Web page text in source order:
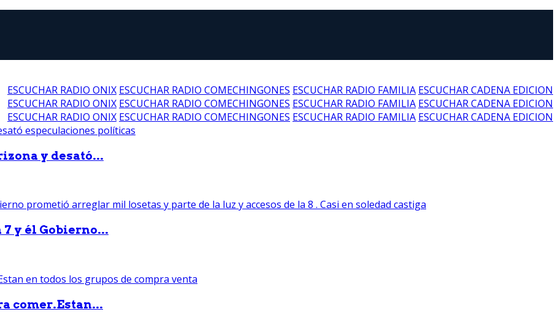
ESCUCHAR RADIO ONIX ESCUCHAR RADIO COMECHINGONES ESCUCHAR RADIO FAMILIA ESCUCHAR CADENA EDICION
ESCUCHAR RADIO ONIX ESCUCHAR RADIO COMECHINGONES ESCUCHAR RADIO FAMILIA ESCUCHAR CADENA EDICION
ESCUCHAR RADIO ONIX ESCUCHAR RADIO COMECHINGONES ESCUCHAR RADIO FAMILIA ESCUCHAR CADENA EDICION
y desató...
y él Gobierno...
comer.Estan...